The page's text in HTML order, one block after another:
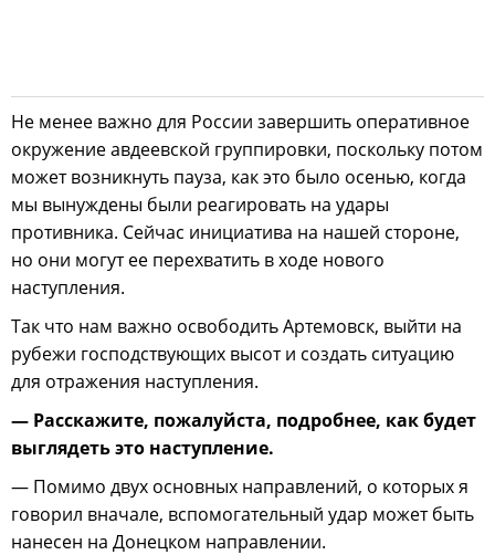
Не менее важно для России завершить оперативное
окружение авдеевской группировки, поскольку потом
может возникнуть пауза, как это было осенью, когда
мы вынуждены были реагировать на удары
противника. Сейчас инициатива на нашей стороне,
но они могут ее перехватить в ходе нового
наступления.
Так что нам важно освободить Артемовск, выйти на
рубежи господствующих высот и создать ситуацию
для отражения наступления.
— Расскажите, пожалуйста, подробнее, как будет
выглядеть это наступление.
— Помимо двух основных направлений, о которых я
говорил вначале, вспомогательный удар может быть
нанесен на Донецком направлении.